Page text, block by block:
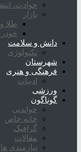
حوادث،
بازار
طلا و
دانش و سلامت
تکنولوژی
شهرستان
فرهنگی و هنری
ادبیات
ورزشی
گوناگون
خواندنی
خانه خاص
گرافیک
مقالات
نیازمندی ها